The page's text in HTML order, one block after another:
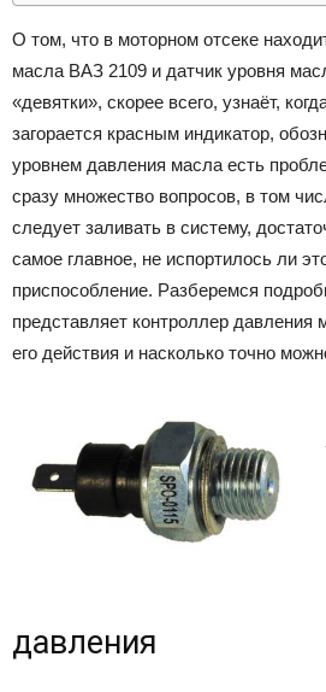
О том, что в моторном отсеке
масла ВАЗ 2109 и датчик уровня
«девятки», скорее всего, узнаёт,
загорается красным индикатор,
уровнем давления масла есть
сразу множество вопросов, в том
следует заливать в систему,
самое главное, не испортилось ли
приспособление. Разберемся
представляет контроллер давления
его действия и насколько точно
давления